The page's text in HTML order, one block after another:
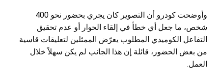
وأوضحت كودرو أن التصوير كان يجري بحضور نحو 400
شخص، ما جعل أي خطأ في إلقاء الحوار أو عدم تحقيق
التفاعل الكوميدي المطلوب يعرّض الممثلين لتعليقات قاسية
من بعض الحضور، قائلة إن هذا الجانب لم يكن سهلاً خلال
العمل.